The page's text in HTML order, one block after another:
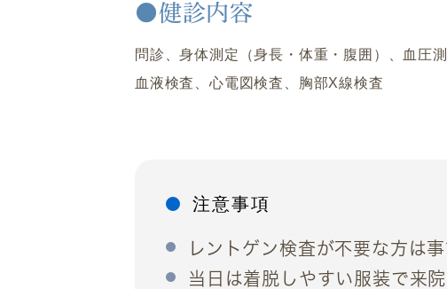
●健診内容
問診、身体測定（身長・体重・腹囲）、血圧
血液検査、心電図検査、胸部X線検査
注意事項
レントゲン検査が不要な方は
当日は着脱しやすい服装で来院